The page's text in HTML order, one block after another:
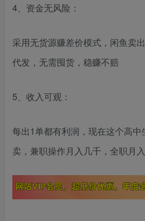
4、资金无风险：
采用无货源赚差价模式，闲鱼卖
代发，无需囤货，稳赚不赔
5、收入可观：
每出1单都有利润，现在这个高
卖，兼职操作月入几千，全职月入